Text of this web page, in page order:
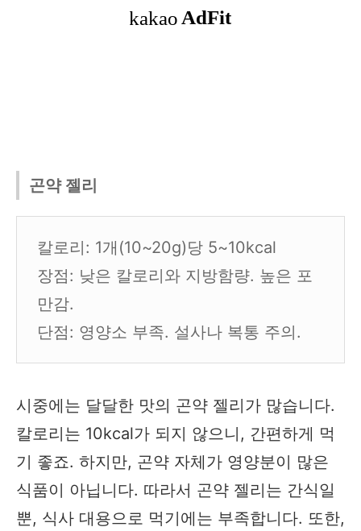
곤약 젤리
칼로리: 1개(10~20g)당 5~10kcal
장점: 낮은 칼로리와 지방함량. 높은 포
만감.
단점: 영양소 부족. 설사나 복통 주의.
시중에는 달달한 맛의 곤약 젤리가 많습니다.
칼로리는 10kcal가 되지 않으니, 간편하게 먹
기 좋죠. 하지만, 곤약 자체가 영양분이 많은
식품이 아닙니다. 따라서 곤약 젤리는 간식일
뿐, 식사 대용으로 먹기에는 부족합니다. 또한,